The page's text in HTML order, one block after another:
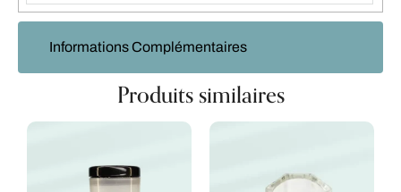
Informations Complémentaires
Produits similaires